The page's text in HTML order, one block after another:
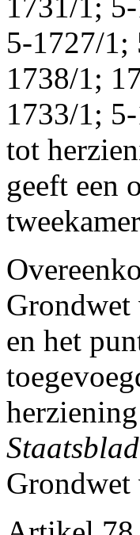
5-1727/1;
1738/1;
1733/1;
tot
geeft een
Grondwet
en het
Staatsblad
Grondwet